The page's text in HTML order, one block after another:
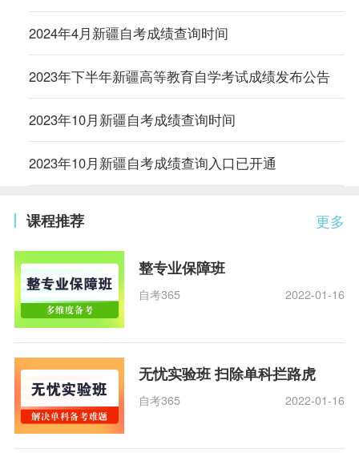
2024年4月新疆自考成绩查询时间
2023年下半年新疆高等教育自学考试成绩发布公告
2023年10月新疆自考成绩查询时间
2023年10月新疆自考成绩查询入口已开通
更多
课程推荐
整专业保障班
自考365 2022-01-16
无忧实验班 扫除单科拦路虎
自考365 2022-01-16